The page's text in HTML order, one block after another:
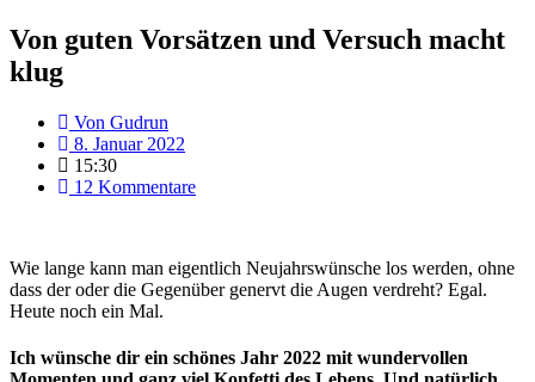
Von guten Vorsätzen und Versuch macht
klug
Von Gudrun
8. Januar 2022
15:30
12 Kommentare
Wie lange kann man eigentlich Neujahrswünsche los werden, ohne
dass der oder die Gegenüber genervt die Augen verdreht? Egal.
Heute noch ein Mal.
Ich wünsche dir ein schönes Jahr 2022 mit wundervollen